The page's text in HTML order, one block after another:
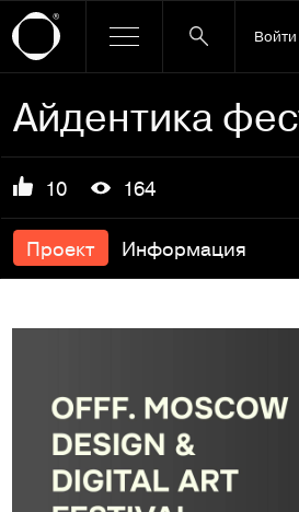
Войти
10 164
Проект Информация